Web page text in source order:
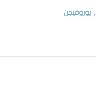
,يوروفيجن